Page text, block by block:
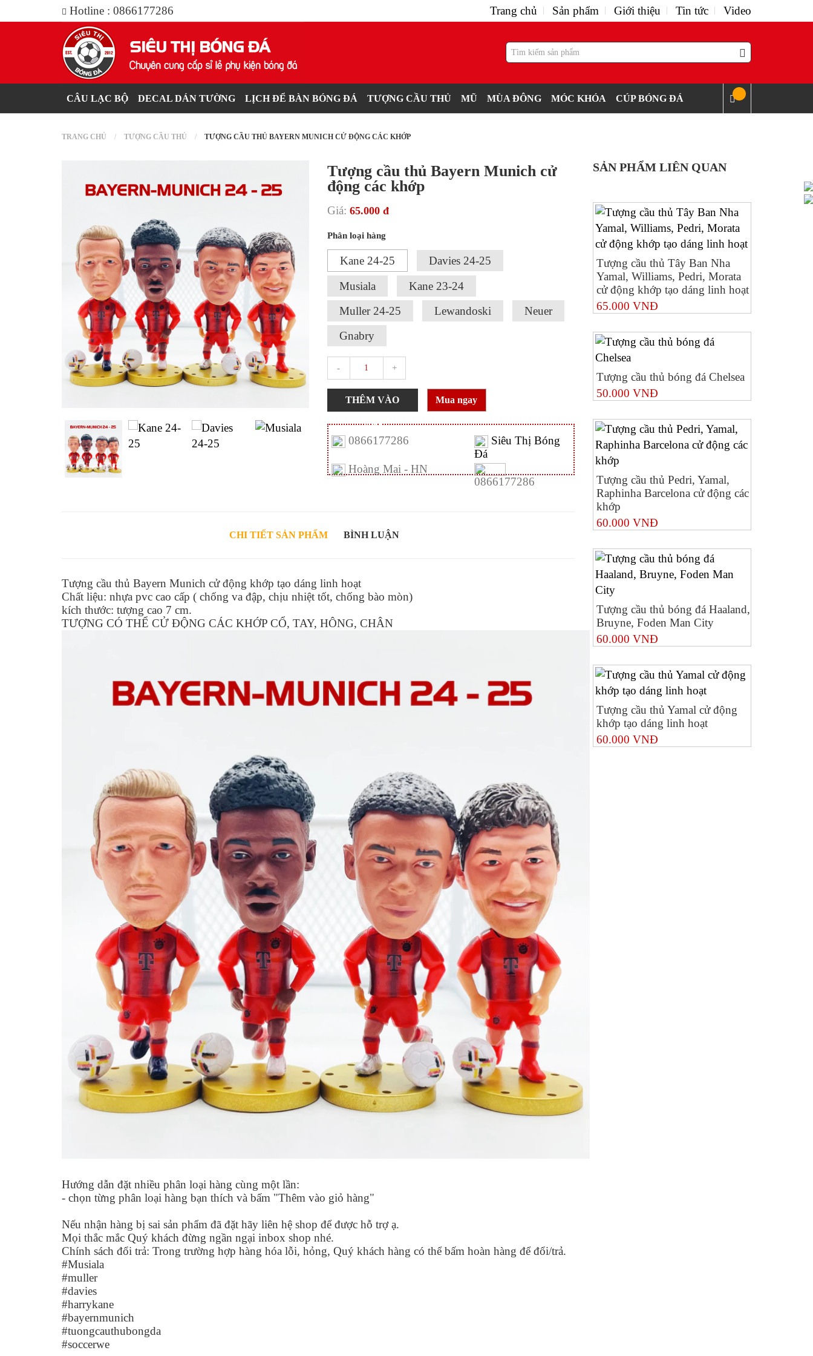
Hotline : 0866177286 Trang chủ Sản phẩm Giới thiệu Tin tức Video
CÂU LẠC BỘ DECAL DÁN TƯỜNG LỊCH ĐỂ BÀN BÓNG ĐÁ TƯỢNG CẦU THỦ MŨ MÙA ĐÔNG MÓC KHÓA CÚP BÓNG ĐÁ
TRANG CHỦ TƯỢNG CẦU THỦ TƯỢNG CẦU THỦ BAYERN MUNICH CỬ ĐỘNG CÁC KHỚP
Tượng cầu thủ Bayern Munich cử
động các khớp
Giá: 65.000 đ
Phân loại hàng
Kane 24-25
Davies 24-25
Musiala
Kane 23-24
Muller 24-25
Lewandoski
Neuer
Gnabry
- +
THÊM VÀO
GIỎ
Mua ngay
0866177286
Siêu Thị Bóng
Đá
Hoàng Mai - HN
0866177286
CHI TIẾT SẢN PHẨM BÌNH LUẬN
Tượng cầu thủ Bayern Munich cử động khớp tạo dáng linh hoạt
Chất liệu: nhựa pvc cao cấp ( chống va đập, chịu nhiệt tốt, chống bào mòn)
kích thước: tượng cao 7 cm.
TƯỢNG CÓ THỂ CỬ ĐỘNG CÁC KHỚP CỔ, TAY, HÔNG, CHÂN
Hướng dẫn đặt nhiều phân loại hàng cùng một lần:
- chọn từng phân loại hàng bạn thích và bấm "Thêm vào giỏ hàng"
Nếu nhận hàng bị sai sản phẩm đã đặt hãy liên hệ shop để được hỗ trợ ạ.
Mọi thắc mắc Quý khách đừng ngần ngại inbox shop nhé.
Chính sách đổi trả: Trong trường hợp hàng hóa lỗi, hỏng, Quý khách hàng có thể bấm hoàn hàng để đổi/trả.
#Musiala
#muller
#davies
#harrykane
#bayernmunich
#tuongcauthubongda
#soccerwe
SẢN PHẨM LIÊN QUAN
Tượng cầu thủ Tây Ban Nha
Yamal, Williams, Pedri, Morata
cử động khớp tạo dáng linh hoạt
65.000 VNĐ
Tượng cầu thủ bóng đá Chelsea
50.000 VNĐ
Tượng cầu thủ Pedri, Yamal,
Raphinha Barcelona cử động các
khớp
60.000 VNĐ
Tượng cầu thủ bóng đá Haaland,
Bruyne, Foden Man City
60.000 VNĐ
Tượng cầu thủ Yamal cử động
khớp tạo dáng linh hoạt
60.000 VNĐ